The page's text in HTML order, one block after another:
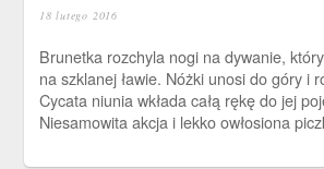
18 lutego 2016
Brunetka rozchyla nogi na dywanie,
na szklanej ławie. Nóżki unosi do góry i
Cycata niunia wkłada całą rękę do jej
Niesamowita akcja i lekko owłosiona